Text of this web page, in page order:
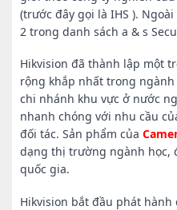
(trước đây gọi là IHS ).
2 trong danh sách a & s
Hikvision đã thành lập một
rộng khắp nhất trong
chi nhánh khu vực ở nước
nhanh chóng với nhu cầu
đối tác. Sản phẩm của
dạng thị trường ngành học,
quốc gia.
Hikvision bắt đầu phát